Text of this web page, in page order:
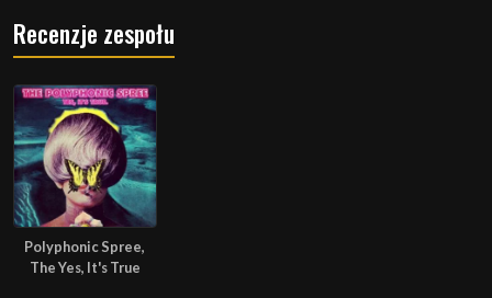
Recenzje zespołu
Polyphonic Spree,
The Yes, It's True